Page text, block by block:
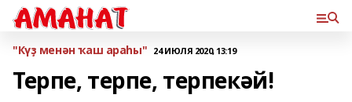
"Күҙ менән ҡаш араһы" 24 ИЮЛЯ 2020, 13:19
Терпе, терпе, терпекәй!